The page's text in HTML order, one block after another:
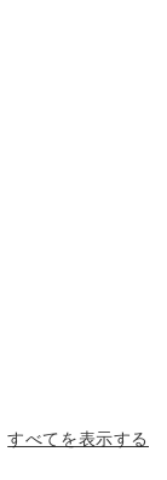
すべてを表示する